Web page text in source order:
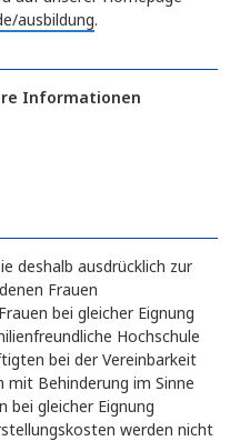
ausbildung.
Informationen
deshalb ausdrücklich zur
Frauen
bei gleicher Eignung
Hochschule
bei der Vereinbarkeit
mit Behinderung im Sinne
bei gleicher Eignung
werden nicht